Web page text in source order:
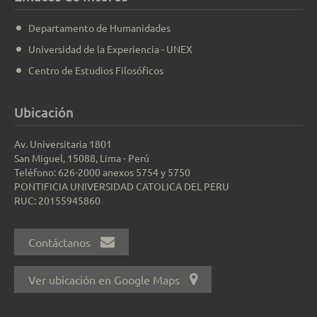
Departamento de Humanidades
Universidad de la Experiencia - UNEX
Centro de Estudios Filosóficos
Ubicación
Av. Universitaria 1801
San Miguel, 15088, Lima - Perú
Teléfono: 626-2000 anexos 5754 y 5750
PONTIFICIA UNIVERSIDAD CATOLICA DEL PERU
RUC: 20155945860
Contáctanos
Ver ubicación en Google Maps